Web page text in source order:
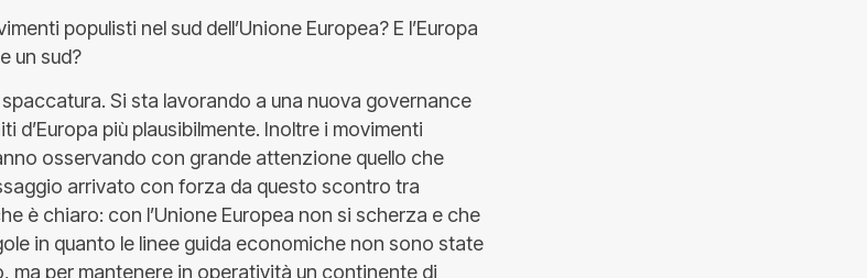
populisti nel sud dell’Unione Europea? E l’Europa
un sud?
Si sta lavorando a una nuova governance
d’Europa più plausibilmente. Inoltre i movimenti
osservando con grande attenzione quello che
arrivato con forza da questo scontro tra
è chiaro: con l’Unione Europea non si scherza e che
in quanto le linee guida economiche non sono state
ma per mantenere in operatività un continente di